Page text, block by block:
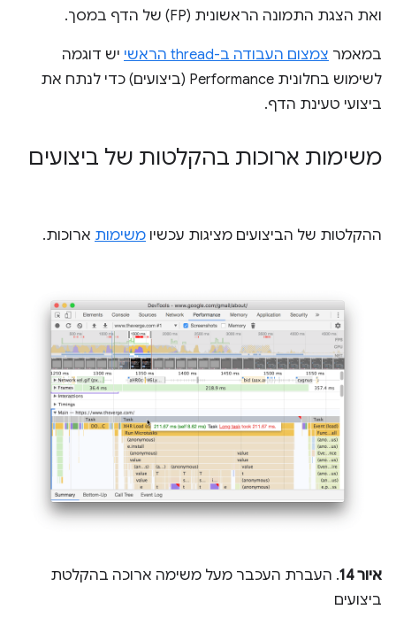
ואת הצגת התמונה הראשונית (FP) של הדף במסך.
במאמר צמצום העבודה ב-thread הראשי
יש דוגמה
לשימוש בחלונית Performance (ביצועים) כדי לנתח את
ביצועי טעינת הדף.
משימות ארוכות בהקלטות של ביצועים
ההקלטות של הביצועים מציגות עכשיו משימות ארוכות.
איור 14
. העברת העכבר מעל משימה ארוכה בהקלטת
ביצועים